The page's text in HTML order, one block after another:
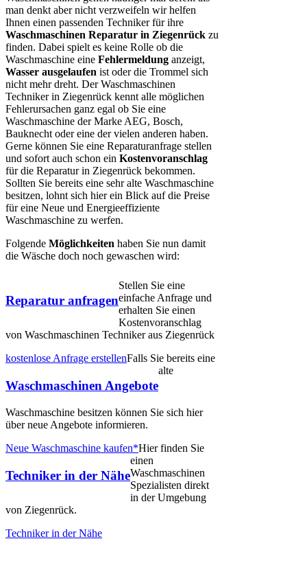
man denkt aber nicht verzweifeln wir helfen
Ihnen einen passenden Techniker für ihre
Waschmaschinen Reparatur in Ziegenrück zu
finden. Dabei spielt es keine Rolle ob die
Waschmaschine eine Fehlermeldung anzeigt,
Wasser ausgelaufen ist oder die Trommel sich
nicht mehr dreht. Der Waschmaschinen
Techniker in Ziegenrück kennt alle möglichen
Fehlerursachen ganz egal ob Sie eine
Waschmaschine der Marke AEG, Bosch,
Bauknecht oder eine der vielen anderen haben.
Gerne können Sie eine Reparaturanfrage stellen
und sofort auch schon ein Kostenvoranschlag
für die Reparatur in Ziegenrück bekommen.
Sollten Sie bereits eine sehr alte Waschmaschine
besitzen, lohnt sich hier ein Blick auf die Preise
für eine Neue und Energieeffiziente
Waschmaschine zu werfen.
Folgende Möglichkeiten haben Sie nun damit
die Wäsche doch noch gewaschen wird:
Reparatur anfragen
Stellen Sie eine
einfache Anfrage und
erhalten Sie einen
Kostenvoranschlag
von Waschmaschinen Techniker aus Ziegenrück
kostenlose Anfrage erstellen
Waschmaschinen Angebote
Falls Sie bereits eine
alte
Waschmaschine besitzen können Sie sich hier
über neue Angebote informieren.
Neue Waschmaschine kaufen*
Techniker in der Nähe
Hier finden Sie
einen
Waschmaschinen
Spezialisten direkt
in der Umgebung
von Ziegenrück.
Techniker in der Nähe